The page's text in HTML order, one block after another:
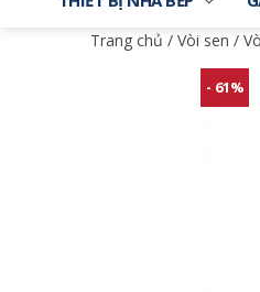
Trang chủ / Vòi sen /
- 61%